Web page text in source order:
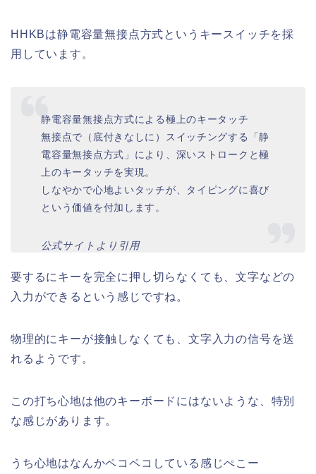
HHKBは静電容量無接点方式というキースイッチを採
用しています。
静電容量無接点方式による極上のキータッチ
無接点で（底付きなしに）スイッチングする「静
電容量無接点方式」により、深いストロークと極
上のキータッチを実現。
しなやかで心地よいタッチが、タイピングに喜び
という価値を付加します。
公式サイトより引用
要するにキーを完全に押し切らなくても、文字などの
入力ができるという感じですね。
物理的にキーが接触しなくても、文字入力の信号を送
れるようです。
この打ち心地は他のキーボードにはないような、特別
な感じがあります。
うち心地はなんかペコペコしている感じぺこー